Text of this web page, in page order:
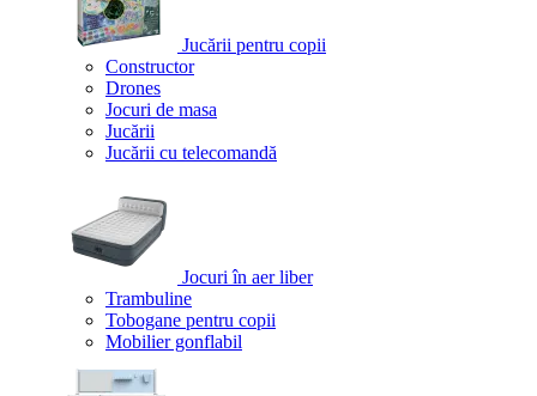
Jucării pentru copii
Constructor
Drones
Jocuri de masa
Jucării
Jucării cu telecomandă
Jocuri în aer liber
Trambuline
Tobogane pentru copii
Mobilier gonflabil